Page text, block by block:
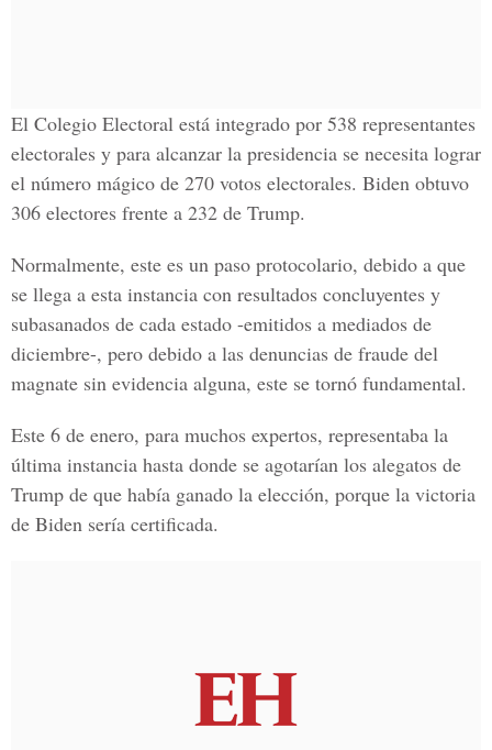
El Colegio Electoral está integrado por 538 representantes
electorales y para alcanzar la presidencia se necesita lograr
el número mágico de 270 votos electorales. Biden obtuvo
306 electores frente a 232 de Trump.
Normalmente, este es un paso protocolario, debido a que
se llega a esta instancia con resultados concluyentes y
subasanados de cada estado -emitidos a mediados de
diciembre-, pero debido a las denuncias de fraude del
magnate sin evidencia alguna, este se tornó fundamental.
Este 6 de enero, para muchos expertos, representaba la
última instancia hasta donde se agotarían los alegatos de
Trump de que había ganado la elección, porque la victoria
de Biden sería certificada.